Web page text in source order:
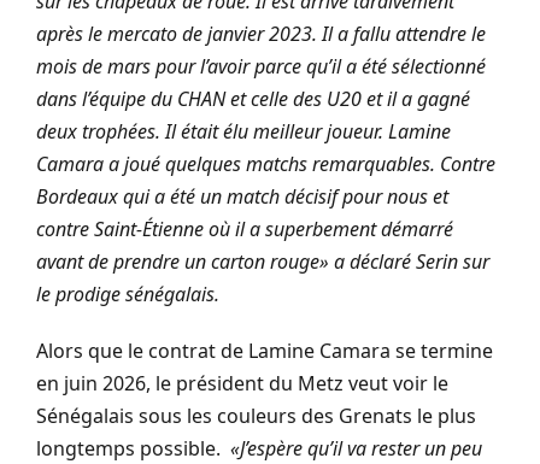
après le mercato de janvier 2023. Il a fallu attendre le
mois de mars pour l’avoir parce qu’il a été sélectionné
dans l’équipe du CHAN et celle des U20 et il a gagné
deux trophées. Il était élu meilleur joueur. Lamine
Camara a joué quelques matchs remarquables. Contre
Bordeaux qui a été un match décisif pour nous et
contre Saint-Étienne où il a superbement démarré
avant de prendre un carton rouge» a déclaré Serin sur
le prodige sénégalais.
Alors que le contrat de Lamine Camara se termine
en juin 2026, le président du Metz veut voir le
Sénégalais sous les couleurs des Grenats le plus
longtemps possible. «J’espère qu’il va rester un peu